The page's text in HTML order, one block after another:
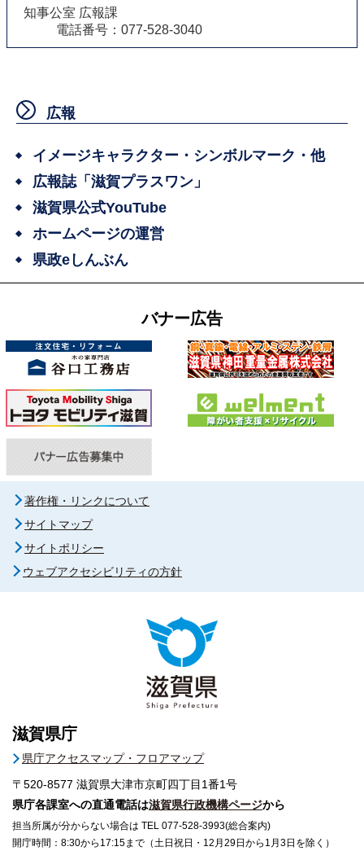
知事公室 広報課
電話番号：077-528-3040
広報
イメージキャラクター・シンボルマーク・他
広報誌「滋賀プラスワン」
滋賀県公式YouTube
ホームページの運営
県政eしんぶん
バナー広告
著作権・リンクについて
サイトマップ
サイトポリシー
ウェブアクセシビリティの方針
滋賀県庁
県庁アクセスマップ・フロアマップ
〒520-8577 滋賀県大津市京町四丁目1番1号
県庁各課室への直通電話は滋賀県行政機構ページから
担当所属が分からない場合は TEL 077-528-3993(総合案内)
開庁時間：8:30から17:15まで（土日祝日・12月29日から1月3日を除く）